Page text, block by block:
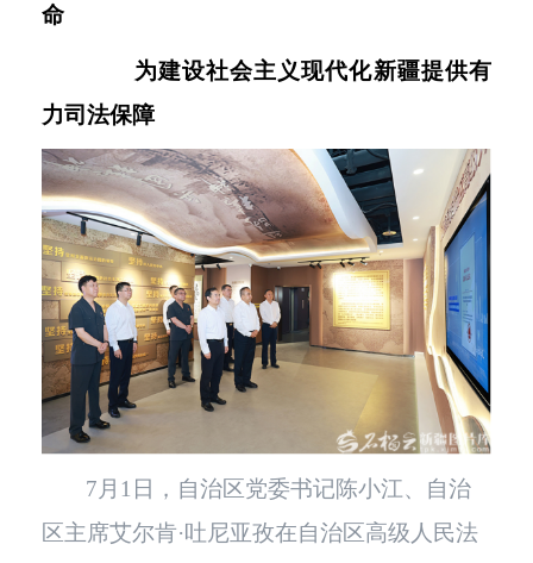
命
为建设社会主义现代化新疆提供有
力司法保障
7月1日，自治区党委书记陈小江、自治
区主席艾尔肯·吐尼亚孜在自治区高级人民法